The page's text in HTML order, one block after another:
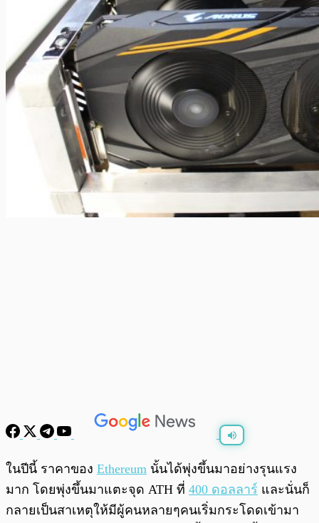
0:00
ในปีนี้ ราคาของ Ethereum นั้นได้พุ่งขึ้นมาอย่างรุนแรง
มาก โดยพุ่งขึ้นมาแตะจุด ATH ที่ 400 ดอลลาร์ และนั่นก็
กลายเป็นสาเหตุให้มีผู้คนหลายๆคนเริ่มกระโดดเข้ามา